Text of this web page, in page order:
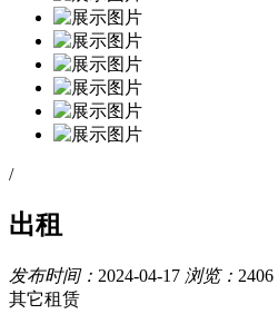
/
出租
发布时间： 2024-04-17 浏览： 2406
其它租赁